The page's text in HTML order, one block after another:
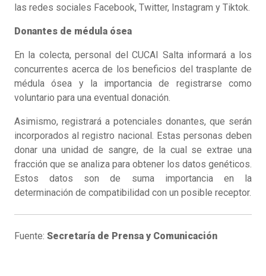
las redes sociales Facebook, Twitter, Instagram y Tiktok.
Donantes de médula ósea
En la colecta, personal del CUCAI Salta informará a los
concurrentes acerca de los beneficios del trasplante de
médula ósea y la importancia de registrarse como
voluntario para una eventual donación.
Asimismo, registrará a potenciales donantes, que serán
incorporados al registro nacional. Estas personas deben
donar una unidad de sangre, de la cual se extrae una
fracción que se analiza para obtener los datos genéticos.
Estos datos son de suma importancia en la
determinación de compatibilidad con un posible receptor.
Fuente: Secretaría de Prensa y Comunicación